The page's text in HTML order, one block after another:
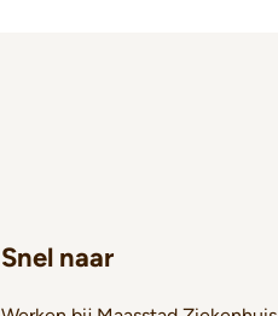
Snel naar